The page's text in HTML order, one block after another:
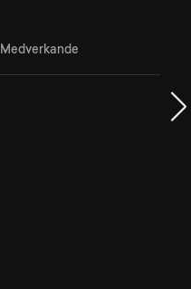
Medverkande